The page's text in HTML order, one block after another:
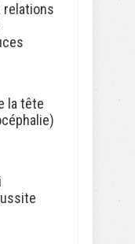
relations
la tête